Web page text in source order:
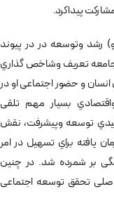
پيداكرد.
دوره به بعد(1980 به اين سو) رشد وتوسعه در در پیوند
تعريف وشاخص گذاري
و حضور اجتماعی او در
بسیار مهم تلقی
توسعه وپيشرفت، نقش
يافته براي تسهيل در امر
بر شمرده شد. در چنین
تحقق توسعه اجتماعی